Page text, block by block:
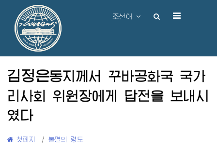
조선어
김정은동지 께서 꾸바공화국 국가
리사회 위원장에게 답전을 보내시
였다
첫페지 / 불멸의 령도